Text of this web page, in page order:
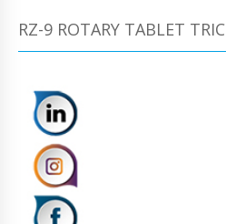
RZ-9 ROTARY TABLET